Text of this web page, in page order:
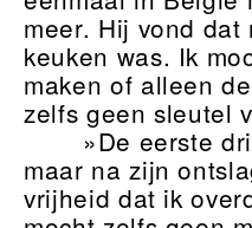
meer. Hij vond
keuken was. Ik
maken of alleen
zelfs geen sleutel
»De eerste
maar na zijn
vrijheid dat ik